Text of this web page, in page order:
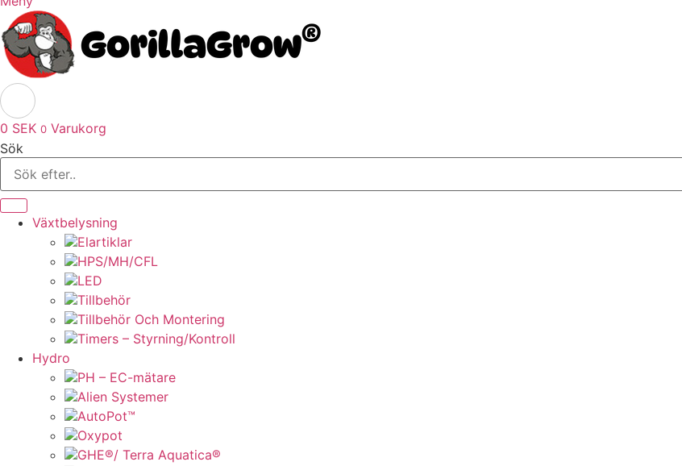
0 SEK 0 Varukorg
Sök
Växtbelysning
Elartiklar
HPS/MH/CFL
LED
Tillbehör
Tillbehör Och Montering
Timers – Styrning/Kontroll
Hydro
PH – EC-mätare
Alien Systemer
AutoPot™
Oxypot
GHE®/ Terra Aquatica®